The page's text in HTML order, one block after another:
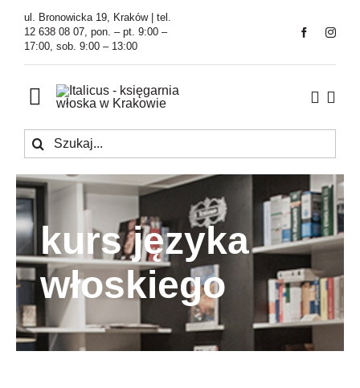
Przejdź
zawartości
ul. Bronowicka 19, Kraków | tel.
12 638 08 07, pon. – pt. 9:00 –
17:00, sob. 9:00 – 13:00
Toggle
Navigation
Księgarnia
Kawiarnia
Tłumaczenia
O Firmie
Aktualności
Szukaj
kurs języka
włoskiego